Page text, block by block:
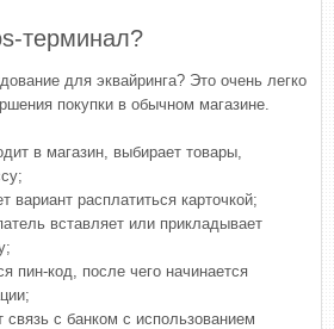
терминал?
для эквайринга? Это очень легко
покупки в обычном магазине.
в магазин, выбирает товары,
вариант расплатиться карточкой;
вставляет или прикладывает
пин-код, после чего начинается
связь с банком с использованием